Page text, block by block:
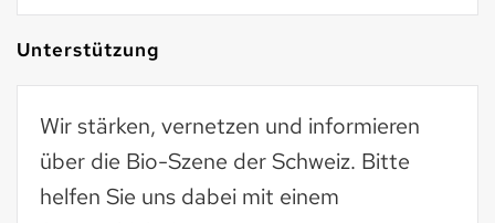
Unterstützung
Wir stärken, vernetzen und informieren
über die Bio-Szene der Schweiz. Bitte
helfen Sie uns dabei mit einem